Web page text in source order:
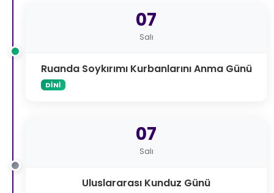
07
Salı
Ruanda Soykırımı Kurbanlarını Anma Günü
DINI
07
Salı
Uluslararası Kunduz Günü